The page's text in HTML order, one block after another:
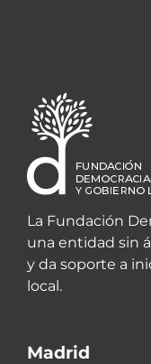
La Fundación
una entidad sin
y da soporte a
local.
Madrid